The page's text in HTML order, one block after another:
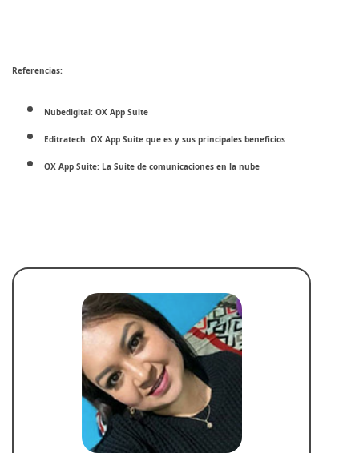
Referencias:
Nubedigital: OX App Suite
Editratech: OX App Suite que es y sus principales beneficios
OX App Suite: La Suite de comunicaciones en la nube